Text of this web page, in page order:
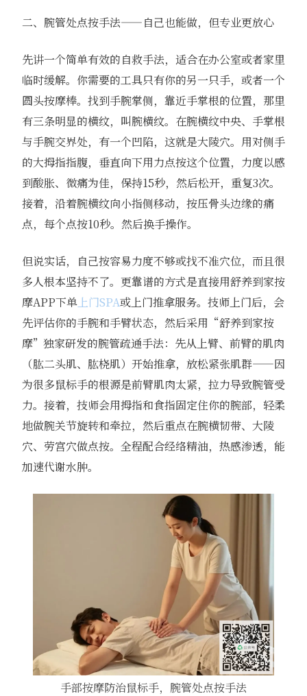
二、腕管处点按手法——自己也能做，但专业更放心
先讲一个简单有效的自救手法，适合在办公室或者家里
临时缓解。你需要的工具只有你的另一只手，或者一个
圆头按摩棒。找到手腕掌侧，靠近手掌根的位置，那里
有三条明显的横纹，叫腕横纹。在腕横纹中央、手掌根
与手腕交界处，有一个凹陷，这就是大陵穴。用对侧手
的大拇指指腹，垂直向下用力点按这个位置，力度以感
到酸胀、微痛为佳，保持15秒，然后松开，重复3次。
接着，沿着腕横纹向小指侧移动，按压骨头边缘的痛
点，每个点按10秒。然后换手操作。
但说实话，自己按容易力度不够或找不准穴位，而且很
多人根本坚持不了。更靠谱的方式是直接用舒养到家按
摩APP下单上门SPA或上门推拿服务。技师上门后，会
先评估你的手腕和手臂状态，然后采用“舒养到家按
摩”独家研发的腕管疏通手法：先从上臂、前臂的肌肉
（肱二头肌、肱桡肌）开始推拿，放松紧张肌群——因
为很多鼠标手的根源是前臂肌肉太紧，拉力导致腕管受
力。接着，技师会用拇指和食指固定住你的腕部，轻柔
地做腕关节旋转和牵拉，然后重点在腕横韧带、大陵
穴、劳宫穴做点按。全程配合经络精油，热感渗透，能
加速代谢水肿。
手部按摩防治鼠标手，腕管处点按手法